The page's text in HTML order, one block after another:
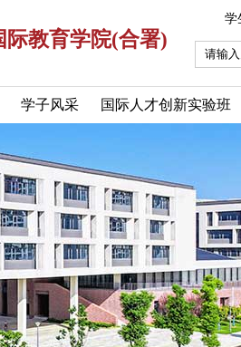
际教育学院(合署)
学
学子风采 国际人才创新实验班